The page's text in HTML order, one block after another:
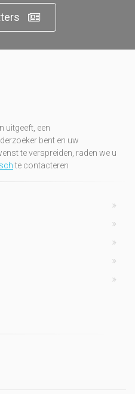
uitgeeft, een
bent en uw
te verspreiden, raden we u
te contacteren